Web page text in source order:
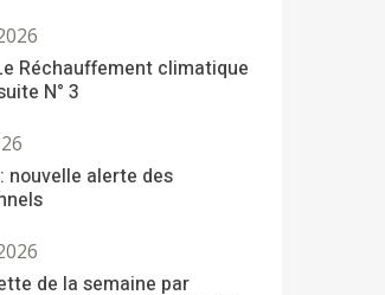
Réchauffement climatique
N° 3
nouvelle alerte des
de la semaine par